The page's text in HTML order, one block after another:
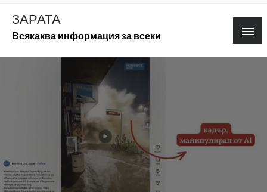
Skip
content
ЗАРАТА
Всякаква информация за всеки